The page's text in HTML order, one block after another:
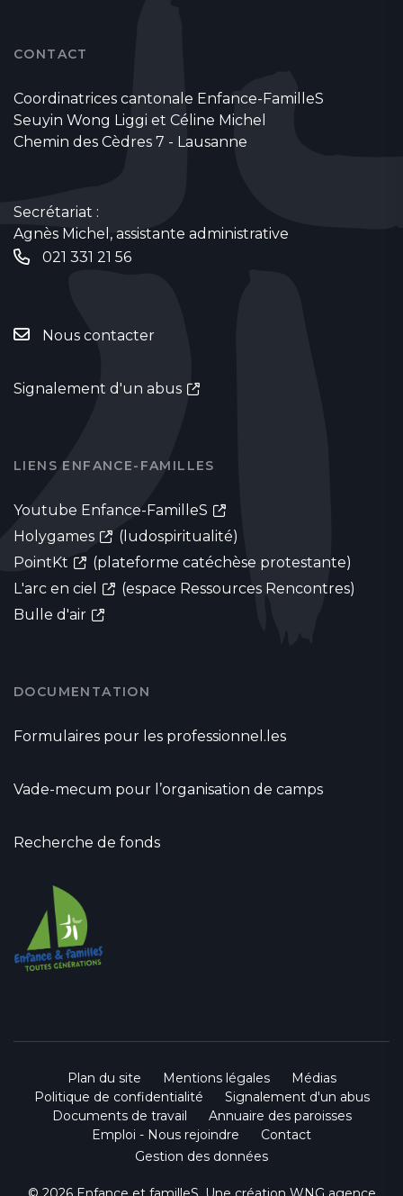
CONTACT
Coordinatrices cantonale Enfance-FamilleS
Seuyin Wong Liggi et Céline Michel
Chemin des Cèdres 7 - Lausanne
Secrétariat :
Agnès Michel, assistante administrative
021 331 21 56
Nous contacter
Signalement d'un abus
LIENS ENFANCE-FAMILLES
Youtube Enfance-FamilleS
Holygames
(ludospiritualité)
PointKt
(plateforme catéchèse protestante)
L'arc en ciel
(espace Ressources Rencontres)
Bulle d'air
DOCUMENTATION
Formulaires pour les professionnel.les
Vade-mecum pour l’organisation de camps
Recherche de fonds
Plan du site Mentions légales
Médias
Politique de confidentialité
Signalement d'un abus
Documents de travail
Annuaire des paroisses
Emploi - Nous rejoindre
Contact
Gestion des données